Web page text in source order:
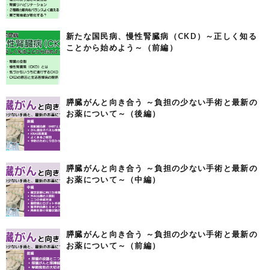
新たな国民病、慢性腎臓病（CKD）～正しく知る
ことから始めよう～（前編）
膵臓がんと向き合う ～負担の少ない手術と最新の
お薬について～（後編）
膵臓がんと向き合う ～負担の少ない手術と最新の
お薬について～（中編）
膵臓がんと向き合う ～負担の少ない手術と最新の
お薬について～（前編）